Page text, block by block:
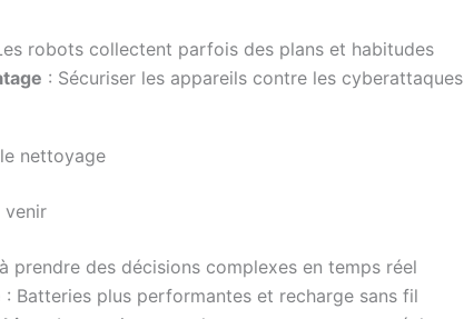
robots collectent parfois des plans et habitudes
: Sécuriser les appareils contre les cyberattaques
nettoyage
venir
prendre des décisions complexes en temps réel
: Batteries plus performantes et recharge sans fil